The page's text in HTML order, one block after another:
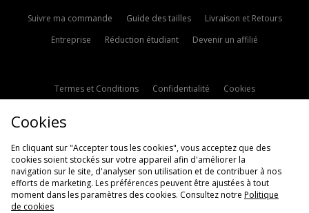
Suivre ma commande Guide des tailles
Livraison et Retours
Entreprise
Réduction étudiant Devenir un affilié
Termes et Conditions Confidentialité
Cookies
Politique d'avis en ligne
Cookies
En cliquant sur "Accepter tous les cookies", vous acceptez que des
cookies soient stockés sur votre appareil afin d'améliorer la
navigation sur le site, d'analyser son utilisation et de contribuer à nos
efforts de marketing. Les préférences peuvent être ajustées à tout
moment dans les paramètres des cookies. Consultez notre Politique
de cookies